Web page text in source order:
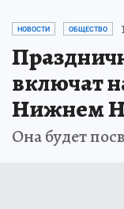
НОВОСТИ ОБЩЕСТВО
включат
Нижнем
Она будет